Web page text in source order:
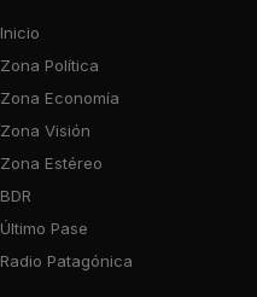
Inicio
Zona Política
Zona Economía
Zona Visión
Zona Estéreo
BDR
Último Pase
Radio Patagónica